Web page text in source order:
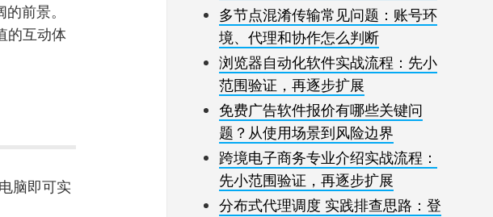
前景。
的互动体
脑即可实
多节点混淆传输常见问题：账号环
境、代理和协作怎么判断
浏览器自动化软件实战流程：先小
范围验证，再逐步扩展
免费广告软件报价有哪些关键问
题？从使用场景到风险边界
跨境电子商务专业介绍实战流程：
先小范围验证，再逐步扩展
分布式代理调度 实践排查思路：登